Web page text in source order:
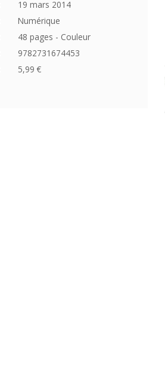
19 mars 2014
Numérique
48 pages - Couleur
9782731674453
5,99 €